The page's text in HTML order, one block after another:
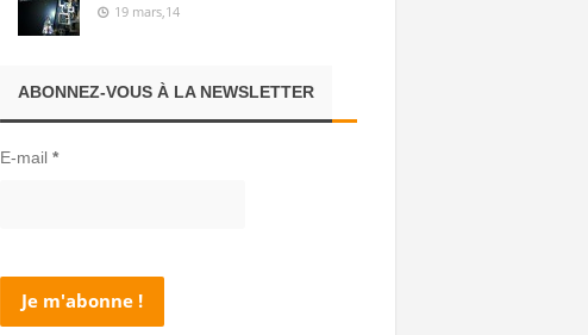
19 mars,14
ABONNEZ-VOUS À LA NEWSLETTER
E-mail *